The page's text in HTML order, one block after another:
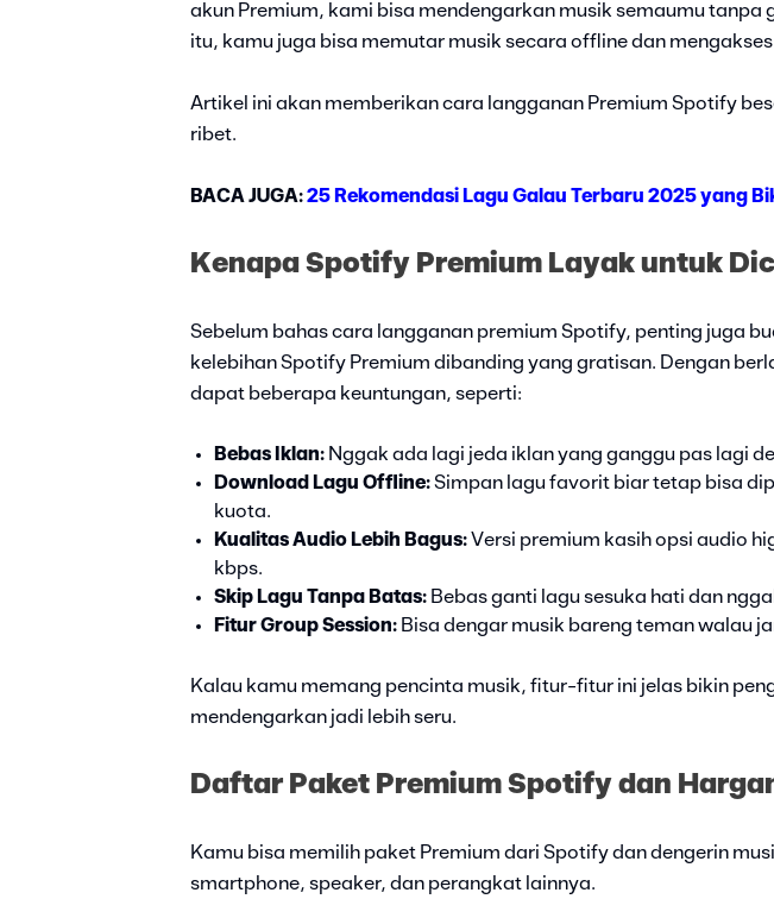
akun Premium, kami bisa mendengarkan musik semaumu tanpa
itu, kamu juga bisa memutar musik secara offline dan
Artikel ini akan memberikan cara langganan Premium Spotify
ribet.
BACA JUGA:25 Rekomendasi Lagu Galau Terbaru 2025 yang
Kenapa Spotify Premium Layak untuk
Sebelum bahas cara langganan premium Spotify, penting juga
kelebihan Spotify Premium dibanding yang gratisan. Dengan
dapat beberapa keuntungan, seperti:
Bebas Iklan: Nggak ada lagi jeda iklan yang ganggu pas lagi
Download Lagu Offline:Simpan lagu favorit biar tetap bisa
kuota.
Kualitas Audio Lebih Bagus:Versi premium kasih opsi audio
kbps.
Skip Lagu Tanpa Batas: Bebas ganti lagu sesuka hati dan
Fitur Group Session: Bisa dengar musik bareng teman walau
Kalau kamu memang pencinta musik, fitur-fitur ini jelas bikin
mendengarkan jadi lebih seru.
Daftar Paket Premium Spotify dan
Kamu bisa memilih paket Premium dari Spotify dan dengerin
smartphone, speaker, dan perangkat lainnya.